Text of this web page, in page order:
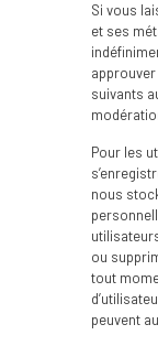
Si vous
et ses
suivants
Pour les
nous
ou
tout
peuvent